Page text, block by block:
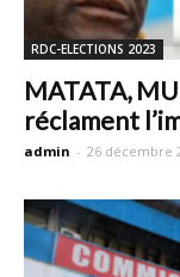
RDC-ELECTIONS 2023
MATATA,
réclament
admin - 26 décembre